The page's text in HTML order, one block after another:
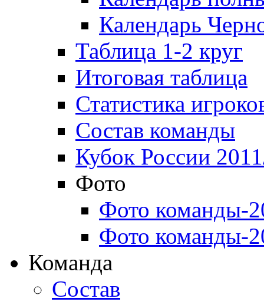
Календарь
Таблица 1-2 круг
Итоговая таблица
Статистика
Состав команды
Кубок России
Фото
Фото команды-
Фото команды-
Команда
Состав